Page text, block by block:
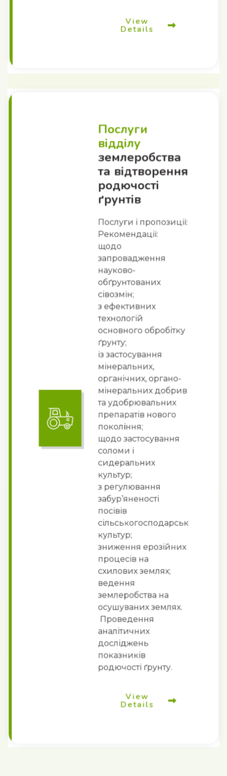
View
Details
Послуги
відділу
землеробства
та відтворення
родючості
ґрунтів
Послуги і пропозиції:
Рекомендації:
щодо
запровадження
науково-
обґрунтованих
сівозмін;
з ефективних
технологій
основного обробітку
ґрунту;
із застосування
мінеральних,
органічних, органо-
мінеральних добрив
та удобрювальних
препаратів нового
покоління;
щодо застосування
соломи і
сидеральних
культур;
з регулювання
забур’яненості
посівів
сільськогосподарських
культур;
зниження ерозійних
процесів на
схилових землях;
ведення
землеробства на
осушуваних землях.
Проведення
аналітичних
досліджень
показників
родючості ґрунту.
View
Details